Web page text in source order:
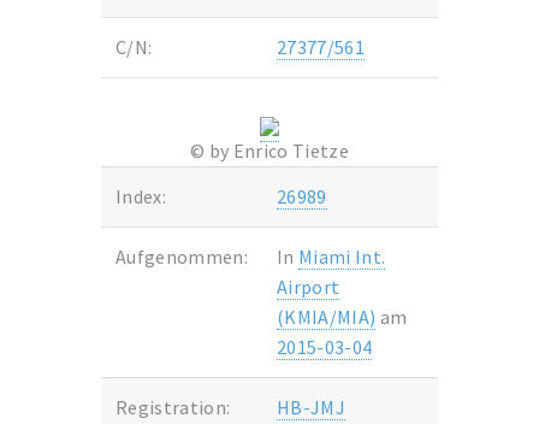
C/N: 27377/561
© by Enrico Tietze
Index:
26989
Aufgenommen: In Miami Int.
Airport
(KMIA/MIA) am
2015-03-04
Registration: HB-JMJ